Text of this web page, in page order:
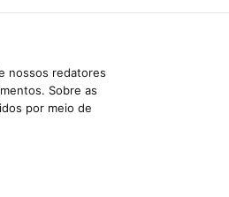
nossos redatores
Sobre as
por meio de